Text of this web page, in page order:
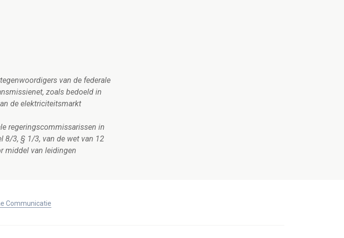
van de federale
zoals bedoeld in
de elektriciteitsmarkt
regeringscommissarissen in
8/3, § 1/3, van de wet van 12
middel van leidingen
Communicatie